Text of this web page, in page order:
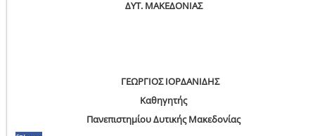
ΔΥΤ. ΜΑΚΕΔΟΝΙΑΣ
ΓΕΩΡΓΙΟΣ ΙΟΡΔΑΝΙΔΗΣ
Καθηγητής
Πανεπιστημίου Δυτικής Μακεδονίας